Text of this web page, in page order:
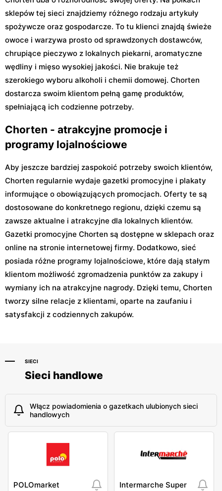
sklepów tej sieci znajdziemy różnego rodzaju artykuły
spożywcze oraz gospodarcze. To tu klienci znajdą świeże
owoce i warzywa prosto od sprawdzonych dostawców,
chrupiące pieczywo z lokalnych piekarni, aromatyczne
wędliny i mięso wysokiej jakości. Nie brakuje też
szerokiego wyboru alkoholi i chemii domowej. Chorten
dostarcza swoim klientom pełną gamę produktów,
spełniającą ich codzienne potrzeby.
Chorten - atrakcyjne promocje i
programy lojalnościowe
Aby jeszcze bardziej zaspokoić potrzeby swoich klientów,
Chorten regularnie wydaje gazetki promocyjne i plakaty
informujące o obowiązujących promocjach. Oferty te są
dostosowane do konkretnego regionu, dzięki czemu są
zawsze aktualne i atrakcyjne dla lokalnych klientów.
Gazetki promocyjne Chorten są dostępne w sklepach oraz
online na stronie internetowej firmy. Dodatkowo, sieć
posiada różne programy lojalnościowe, które dają stałym
klientom możliwość zgromadzenia punktów za zakupy i
wymiany ich na atrakcyjne nagrody. Dzięki temu, Chorten
tworzy silne relacje z klientami, oparte na zaufaniu i
satysfakcji z codziennych zakupów.
SIECI
Sieci handlowe
Włącz powiadomienia o gazetkach ulubionych sieci
handlowych
POLOmarket Intermarche Super